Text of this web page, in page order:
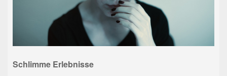
Schlimme Erlebnisse